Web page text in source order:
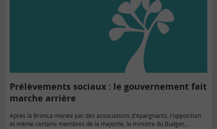
Prélèvements sociaux : le gouvernement fait
marche arrière
Après la Bronca menée par des associations d'épargnants, l'opposition
et même certains membres de la majorité, le ministre du Budget,